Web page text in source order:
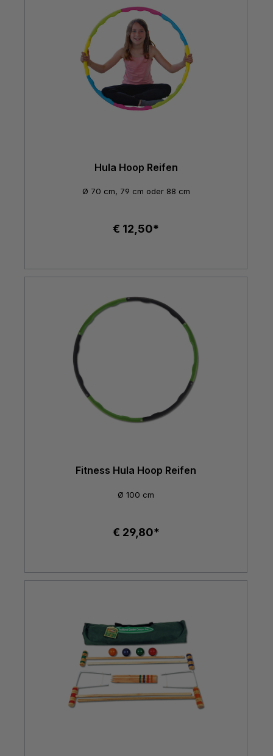
Hula Hoop Reifen
Ø 70 cm, 79 cm oder 88 cm
€ 12,50*
Fitness Hula Hoop Reifen
Ø 100 cm
€ 29,80*